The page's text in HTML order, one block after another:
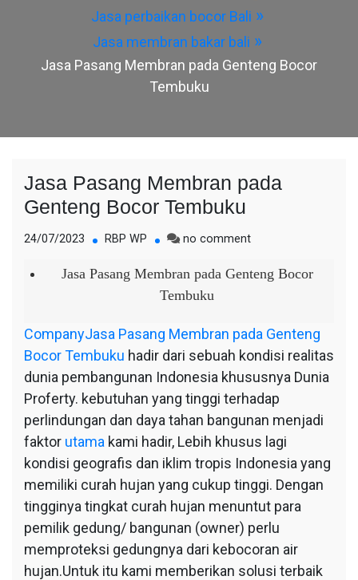
Jasa perbaikan bocor Bali
Jasa membran bakar bali
Jasa Pasang Membran pada Genteng Bocor
Tembuku
Jasa Pasang Membran pada
Genteng Bocor Tembuku
24/07/2023 RBP WP no commenton
Pasang
Bocor
Tembuku
Jasa Pasang Membran pada Genteng Bocor
Tembuku
CompanyJasa Pasang Membran pada Genteng
Bocor Tembuku hadir dari sebuah kondisi realitas
dunia pembangunan Indonesia khususnya Dunia
Proferty. kebutuhan yang tinggi terhadap
perlindungan dan daya tahan bangunan menjadi
faktor utama kami hadir, Lebih khusus lagi
kondisi geografis dan iklim tropis Indonesia yang
memiliki curah hujan yang cukup tinggi. Dengan
tingginya tingkat curah hujan menuntut para
pemilik gedung/ bangunan (owner) perlu
memproteksi gedungnya dari kebocoran air
hujan.Untuk itu kami memberikan solusi terbaik